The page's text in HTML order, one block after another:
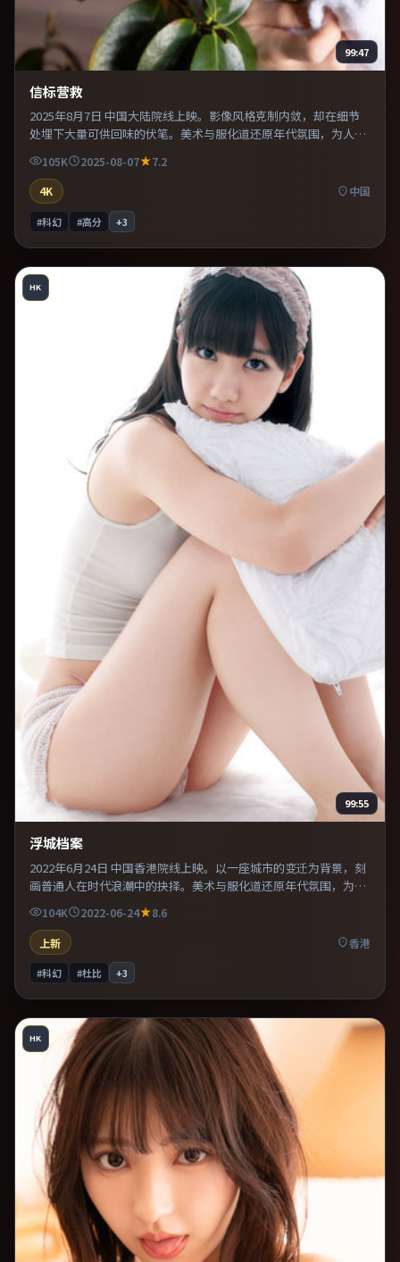
99:47
信标营救
2025年8月7日 中国大陆院线上映。影像风格克制内敛，却在细节
处埋下大量可供回味的伏笔。美术与服化道还原年代氛围，为人物
动机提供可信支撑。适合喜欢现实主义题材的观众，情绪后劲较
足。
105K 2025-08-07
7.2
4K
中国
#科幻 #高分 +3
HK
99:55
浮城档案
2022年6月24日 中国香港院线上映。以一座城市的变迁为背景，刻
画普通人在时代浪潮中的抉择。美术与服化道还原年代氛围，为人
物动机提供可信支撑。整体完成度较高，适合周末一口气看完。
104K 2022-06-24
8.6
上新
香港
#科幻 #杜比 +3
HK